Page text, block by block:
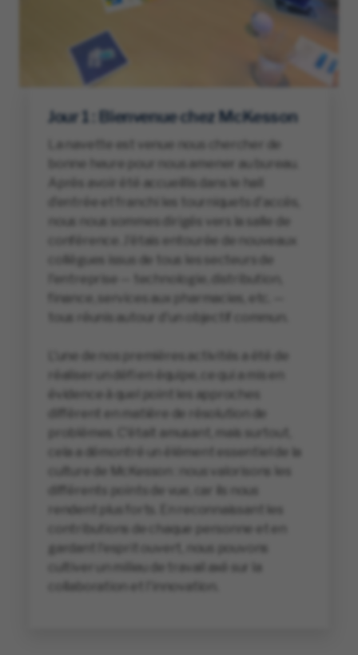
Jour 1 : Bienvenue chez McKesson
bonne heure pour nous amener au bureau.
Après avoir été accueillis dans le hall
d’entrée et franchi les tourniquets d'accès,
conférence. J’étais entourée de nouveaux
finance, services aux pharmacies, etc. —
tous réunis autour d'un objectif commun.
L'une de nos premières activités a été de
réaliser un défi en équipe, ce qui a mis en
évidence à quel point les approches
contributions de chaque personne et en
cultiver un milieu de travail axé sur la